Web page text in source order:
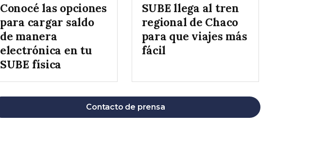
Conocé las opciones
para cargar saldo
de manera
electrónica en tu
SUBE física
SUBE llega al tren
regional de Chaco
para que viajes más
fácil
Contacto de prensa